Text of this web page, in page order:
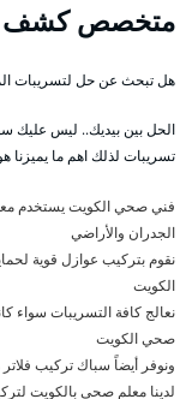
متخصص كشف
هل تبحث عن حل لتسريبات
الحل بين بيديك.. ليس عليك
تسريبات لذلك اهم ما يميزنا
فني صحي الكويت يستخدم
الجدران والأراضي
نقوم بتركيب عوازل قوية
الكويت
نعالج كافة التسريبات سواء
صحي الكويت
ونوفر أيضاً سباك تركيب فلاتر
لدينا معلم صحي بالكويت